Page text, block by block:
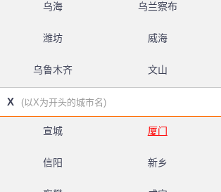
乌海 乌兰察布
潍坊 威海
乌鲁木齐 文山
X (以X为开头的城市名)
宣城 厦门
信阳 新乡